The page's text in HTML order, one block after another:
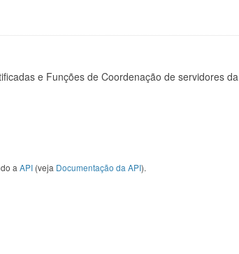
e Funções de Coordenação de servidores da
a API (veja Documentação da API).